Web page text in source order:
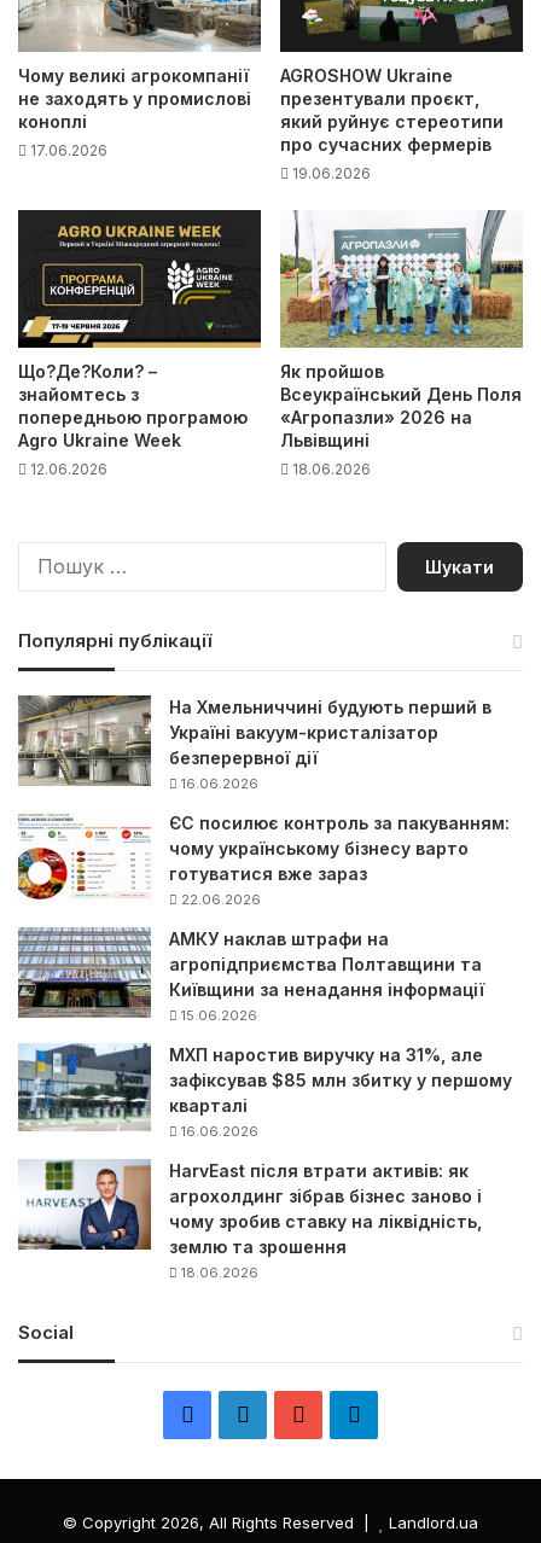
Чому великі агрокомпанії
не заходять у промислові
коноплі
17.06.2026
AGROSHOW Ukraine
презентували проєкт,
який руйнує стереотипи
про сучасних фермерів
19.06.2026
Що?Де?Коли? –
знайомтесь з
попередньою програмою
Agro Ukraine Week
12.06.2026
Як пройшов
Всеукраїнський День Поля
«Агропазли» 2026 на
Львівщині
18.06.2026
П
Популярні публікації
На Хмельниччині будують перший в
Україні вакуум-кристалізатор
безперервної дії
16.06.2026
ЄС посилює контроль за пакуванням:
чому українському бізнесу варто
готуватися вже зараз
22.06.2026
АМКУ наклав штрафи на
агропідприємства Полтавщини та
Київщини за ненадання інформації
15.06.2026
МХП наростив виручку на 31%, але
зафіксував $85 млн збитку у першому
кварталі
16.06.2026
HarvEast після втрати активів: як
агрохолдинг зібрав бізнес заново і
чому зробив ставку на ліквідність,
землю та зрошення
18.06.2026
Social
л
© Copyright 2026, All Rights Reserved | Landlord.ua